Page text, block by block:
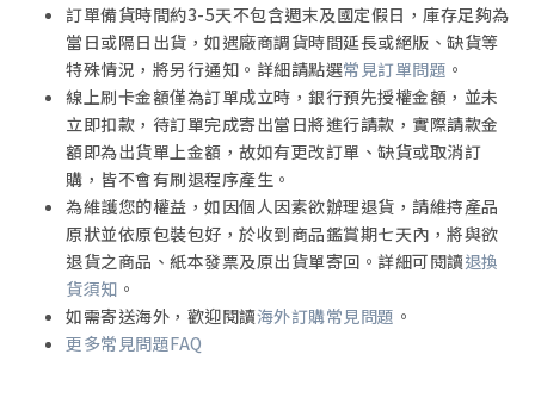
飯，稍微翻了翻信件，再掃蕩衣櫃找到能穿的衣服，已經我
很想見馬克。今晚他會在那裡，除了他，還會有很多朋友和
熟人，他們都是些有故事的人。每人都曾煩惱纏身，然後又
找到了新的摯愛，在不住的禱告中獲得了開啟生命新階段的
契機。我很樂意跟他們見面，但真正讓我在那個又冷又溼的
雨夜出門的，其實單單就是馬克。從我教會的朋友把人人稱
讚的馬克介紹給我到現在，已經快三年了。在我認識他的好
幾個月前，就已經聽說過很多他的事情，全都是好評。
自從我見到他的第一眼起，我就知道那些好評所言不假。馬
克是個高個子，黑頭髮，喜歡跑步。他臉上始終掛著微笑，
和煦得像是從他那顆溫柔的心裡直接流出來的。對永恆世界
的嚮往似乎在他身上扎了根，因此在面對自己和這個世界
訂單備貨時間約3-5天不包含週末及國定假日，庫存足夠為
當日或隔日出貨，如遇廠商調貨時間延長或絕版、缺貨等
特殊情況，將另行通知。詳細請點選常見訂單問題 。
線上刷卡金額僅為訂單成立時，銀行預先授權金額，並未
立即扣款，待訂單完成寄出當日將進行請款，實際請款金
額即為出貨單上金額，故如有更改訂單、缺貨或取消訂
購，皆不會有刷退程序產生。
為維護您的權益，如因個人因素欲辦理退貨，請維持產品
原狀並依原包裝包好，於收到商品鑑賞期七天內，將與欲
退貨之商品、紙本發票及原出貨單寄回。詳細可閱讀退換
貨須知 。
如需寄送海外，歡迎閱讀海外訂購常見問題 。
更多常見問題FAQ